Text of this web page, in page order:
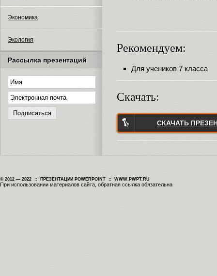
Экономика
Экология
Рассылка презентаций
Рекомендуем:
Для учеников 7 класса
Скачать:
СКАЧАТЬ
© 2012 — 2022 :: ПРЕЗЕНТАЦИИ POWERPOINT :: WWW.PWPT.RU
При использовании материалов сайта, обратная ссылка обязательна